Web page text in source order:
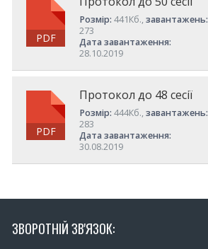
PDF
Розмір:441Кб.,завантажень:
273
Дата завантаження:
28.10.2019
PDF
Протокол до 48 сесії
Розмір:444Кб.,завантажень:
283
Дата завантаження:
30.08.2019
ЗВОРОТНІЙ ЗВ'ЯЗОК: